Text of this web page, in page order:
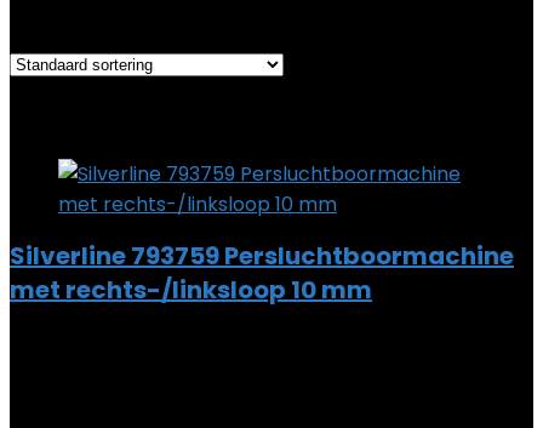
Silverline 793759 Persluchtboormachine
met rechts-/linksloop 10 mm